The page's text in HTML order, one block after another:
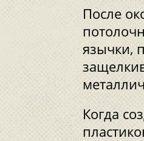
После
язычки,
Когда